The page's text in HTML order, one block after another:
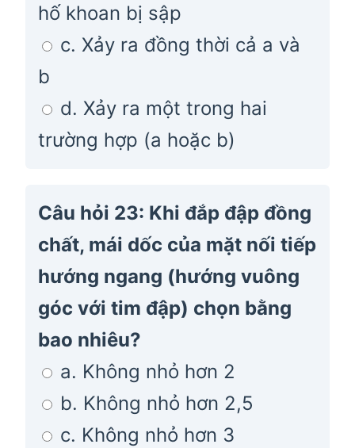
hố khoan bị sập
c. Xảy ra đồng thời cả a và
b
d. Xảy ra một trong hai
trường hợp (a hoặc b)
Câu hỏi 23: Khi đắp đập đồng
chất, mái dốc của mặt nối tiếp
hướng ngang (hướng vuông
góc với tim đập) chọn bằng
bao nhiêu?
a. Không nhỏ hơn 2
b. Không nhỏ hơn 2,5
c. Không nhỏ hơn 3